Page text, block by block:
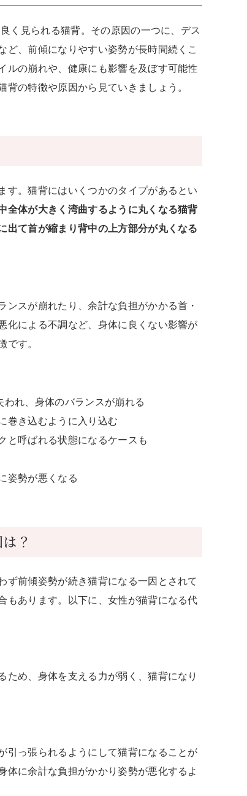
く見られる猫背。その原因の一つに、デス
ど、前傾になりやすい姿勢が長時間続くこ
ルの崩れや、健康にも影響を及ぼす可能性
の特徴や原因から見ていきましょう。
す。猫背にはいくつかのタイプがあるとい
全体が大きく湾曲するように丸くなる猫背
出て首が縮まり背中の上方部分が丸くなる
スが崩れたり、余計な負担がかかる首・
化による不調など、身体に良くない影響が
です。
れ、身体のバランスが崩れる
巻き込むように入り込む
と呼ばれる状態になるケースも
姿勢が悪くなる
？
ず前傾姿勢が続き猫背になる一因とされて
もあります。以下に、女性が猫背になる代
ため、身体を支える力が弱く、猫背になり
引っ張られるようにして猫背になることが
体に余計な負担がかかり姿勢が悪化するよ